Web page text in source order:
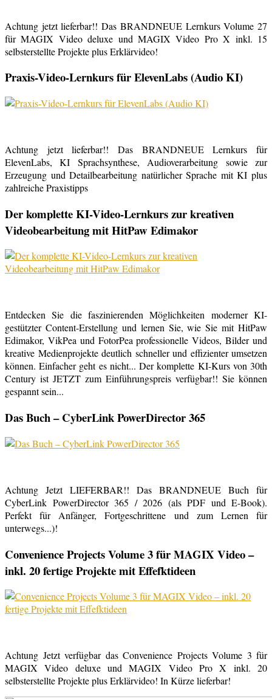
Achtung jetzt lieferbar!! Das BRANDNEUE Lernkurs Volume 27
für MAGIX Video deluxe und MAGIX Video Pro X inkl. 15
selbsterstellte Projekte plus Erklärvideo!
Praxis-Video-Lernkurs für ElevenLabs (Audio KI)
Achtung jetzt lieferbar!! Das BRANDNEUE Lernkurs für
ElevenLabs, KI Sprachsynthese, Audioverarbeitung sowie zur
Erzeugung und Detailbearbeitung natürlicher Sprache mit KI plus
zahlreiche Praxistipps
Der komplette KI-Video-Lernkurs zur kreativen
Videobearbeitung mit HitPaw Edimakor
Entdecken Sie die faszinierenden Möglichkeiten moderner KI-
gestützter Content-Erstellung und lernen Sie, wie Sie mit HitPaw
Edimakor, VikPea und FotorPea professionelle Videos, Bilder und
kreative Medienprojekte deutlich schneller und effizienter umsetzen
können. Einfacher geht es nicht... Der komplette KI-Kurs von 30th
Century ist JETZT zum Einführungspreis verfügbar!! Sie können
gespannt sein...
Das Buch – CyberLink PowerDirector 365
Achtung Jetzt LIEFERBAR!! Das BRANDNEUE Buch für
CyberLink PowerDirector 365 / 2026 (als PDF und E-Book).
Perfekt für Anfänger, Fortgeschrittene und zum Lernen für
unterwegs...)!
Convenience Projects Volume 3 für MAGIX Video –
inkl. 20 fertige Projekte mit Effefktideen
Achtung Jetzt verfügbar das Convenience Projects Volume 3 für
MAGIX Video deluxe und MAGIX Video Pro X inkl. 20
selbsterstellte Projekte plus Erklärvideo! In Kürze lieferbar!